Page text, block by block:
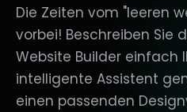
Die Zeiten vom "leeren
vorbei! Beschreiben Sie
Website Builder einfach
intelligente Assistent
einen passenden